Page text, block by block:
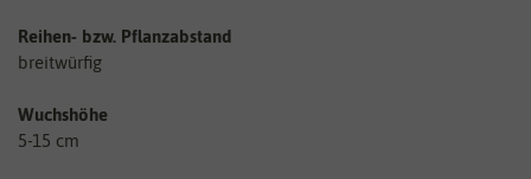
Reihen- bzw. Pflanzabstand
breitwürfig
Wuchshöhe
5-15 cm